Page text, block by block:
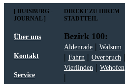
[ DUISBURG -
JOURNAL ]
Über uns
Kontakt
Service
DIREKT ZU IHREM
STADTTEIL
Bezirk 100:
Aldenrade| Walsum
| Fahrn| Overbruch|
Vierlinden| Wehofen
|